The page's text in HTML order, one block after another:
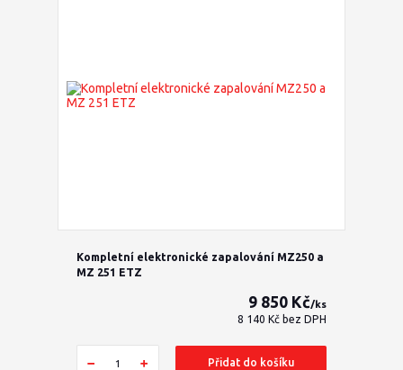
Kompletní elektronické zapalování MZ250 a
MZ 251 ETZ
9 850 Kč/ks
8 140 Kč bez DPH
Přidat do košíku